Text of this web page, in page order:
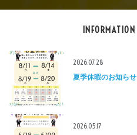
INFORMATION
2026.07.28
夏季休暇のお知らせ
2026.05.17